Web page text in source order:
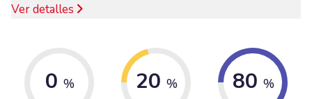
Ver detalles
0 % 20 % 80 %